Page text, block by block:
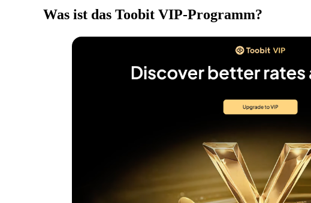
Was ist das Toobit VIP-Programm?